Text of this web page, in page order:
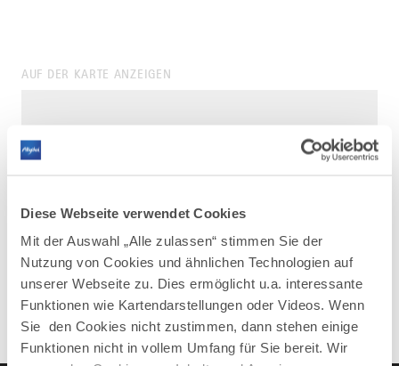
Diese Webseite verwendet Cookies
Mit der Auswahl „Alle zulassen“ stimmen Sie der
Nutzung von Cookies und ähnlichen Technologien auf
unserer Webseite zu. Dies ermöglicht u.a. interessante
Funktionen wie Kartendarstellungen oder Videos. Wenn
Sie den Cookies nicht zustimmen, dann stehen einige
Funktionen nicht in vollem Umfang für Sie bereit. Wir
AUF DER KARTE ANZEIGEN